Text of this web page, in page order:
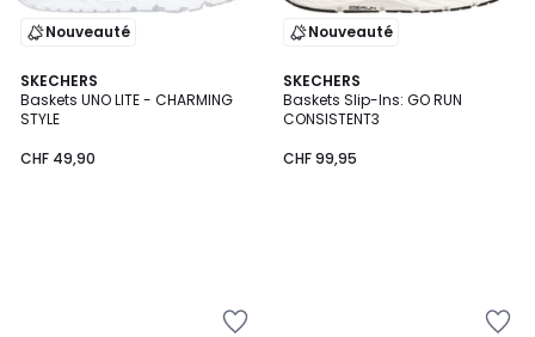
Nouveauté
SKECHERS
Baskets UNO LITE - CHARMING
STYLE
CHF 49,90
Nouveauté
SKECHERS
Baskets Slip-Ins: GO RUN
CONSISTENT3
CHF 99,95